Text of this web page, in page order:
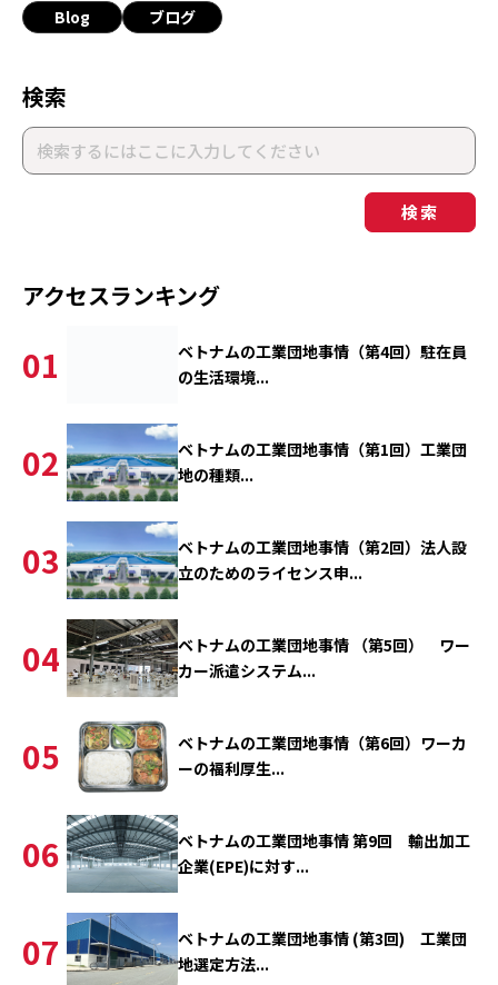
Blog ブログ
検索
検索
アクセスランキング
01
ベトナムの工業団地事情（第4回）駐在員
の生活環境...
02
ベトナムの工業団地事情（第1回）工業団
地の種類...
03
ベトナムの工業団地事情（第2回）法人設
立のためのライセンス申...
04
ベトナムの工業団地事情 （第5回） ワー
カー派遣システム...
05
ベトナムの工業団地事情（第6回）ワーカ
ーの福利厚生...
06
ベトナムの工業団地事情 第9回 輸出加工
企業(EPE)に対す...
07
ベトナムの工業団地事情 (第3回) 工業団
地選定方法...